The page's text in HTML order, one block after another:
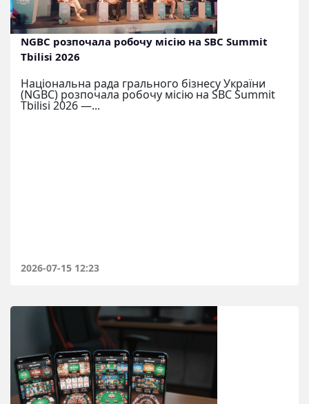
NGBC розпочала робочу місію на SBC Summit
Tbilisi 2026
Національна рада грального бізнесу України
(NGBC) розпочала робочу місію на SBC Summit
Tbilisi 2026 —...
2026-07-15 12:23